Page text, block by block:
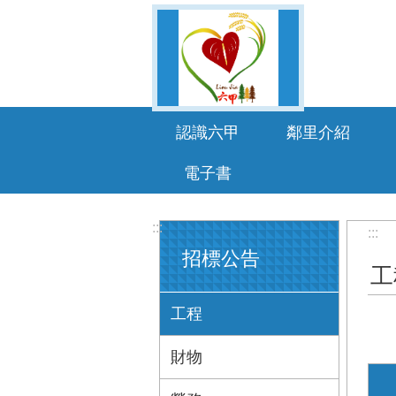
認識六甲 鄰里介紹
電子書
:::
招標公告
工程
財物
:::